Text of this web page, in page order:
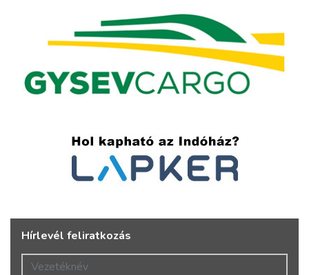
Hírlevél feliratkozás
Vezetéknév